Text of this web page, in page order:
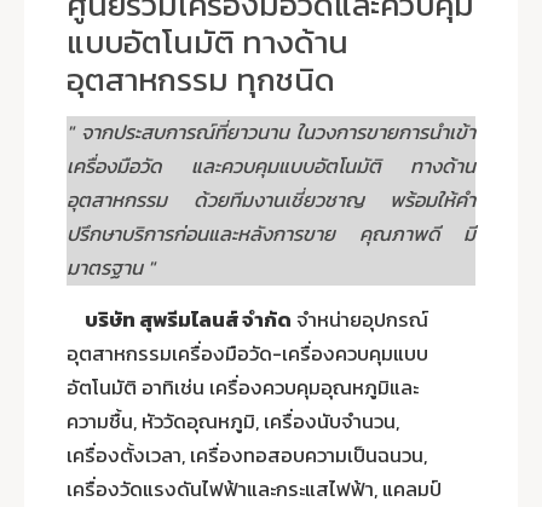
แบบอัตโนมัติ ทางด้าน
อุตสาหกรรม ทุกชนิด
" จากประสบการณ์ที่ยาวนาน ในวงการขายการนำเข้า
เครื่องมือวัด และควบคุมแบบอัตโนมัติ ทางด้าน
อุตสาหกรรม ด้วยทีมงานเชี่ยวชาญ พร้อมให้คำ
ปรึกษาบริการก่อนและหลังการขาย คุณภาพดี มี
มาตรฐาน "
บริษัท สุพรีมไลนส์ จำกัด จำหน่ายอุปกรณ์
อุตสาหกรรมเครื่องมือวัด-เครื่องควบคุมแบบ
อัตโนมัติ อาทิเช่น เครื่องควบคุมอุณหภูมิและ
ความชื้น, หัววัดอุณหภูมิ, เครื่องนับจำนวน,
เครื่องตั้งเวลา, เครื่องทอสอบความเป็นฉนวน,
เครื่องวัดแรงดันไฟฟ้าและกระแสไฟฟ้า, แคลมป์